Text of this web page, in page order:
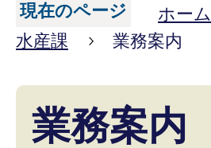
現在のページ ホーム
水産課
業務案内
業務案内